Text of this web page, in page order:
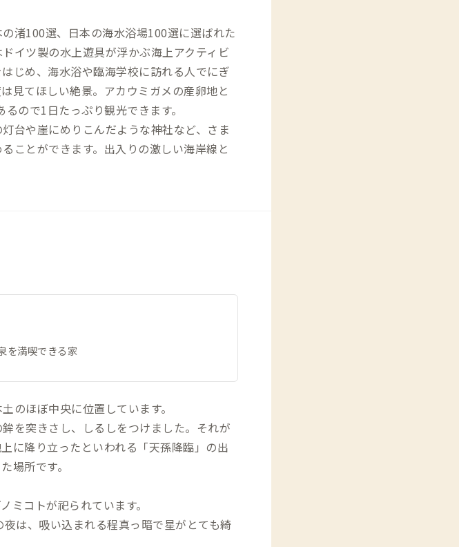
渚100選、日本の海水浴場100選に選ばれた
イツ製の水上遊具が浮かぶ海上アクティビ
じめ、海水浴や臨海学校に訪れる人でにぎ
見てほしい絶景。アカウミガメの産卵地と
ので1日たっぷり観光できます。
台や崖にめりこんだような神社など、さま
ことができます。出入りの激しい海岸線と
を満喫できる家
のほぼ中央に位置しています。
を突きさし、しるしをつけました。それが
に降り立ったといわれる「天孫降臨」の出
場所です。
ミコトが祀られています。
は、吸い込まれる程真っ暗で星がとても綺